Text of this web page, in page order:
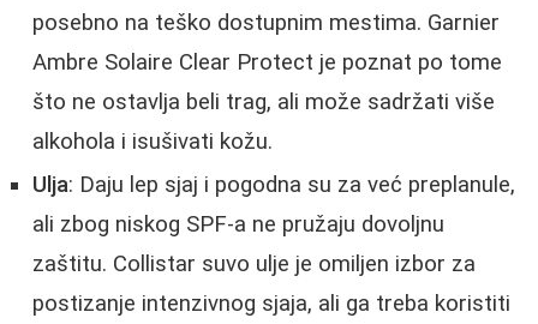
posebno na teško dostupnim mestima. Garnier
Ambre Solaire Clear Protect je poznat po tome
što ne ostavlja beli trag, ali može sadržati više
alkohola i isušivati kožu.
Ulja: Daju lep sjaj i pogodna su za već preplanule,
ali zbog niskog SPF-a ne pružaju dovoljnu
zaštitu. Collistar suvo ulje je omiljen izbor za
postizanje intenzivnog sjaja, ali ga treba koristiti